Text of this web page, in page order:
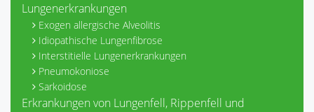
Lungenerkrankungen
Exogen allergische Alveolitis
Idiopathische Lungenfibrose
Interstitielle Lungenerkrankungen
Pneumokoniose
Sarkoidose
Erkrankungen von Lungenfell, Rippenfell und